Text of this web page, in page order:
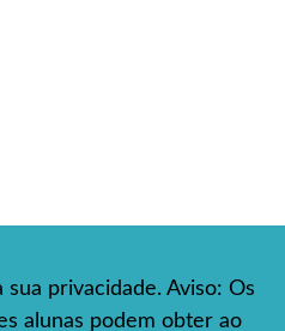
sua privacidade. Aviso: Os
alunas podem obter ao